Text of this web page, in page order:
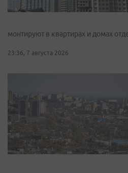
монтируют в квартирах и домах
23:36, 7 августа 2026